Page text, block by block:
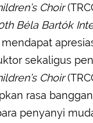
Choir
Béla Bartók
sekaligus
Choir
rasa
penyanyi